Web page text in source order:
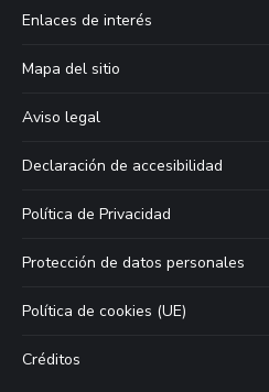
new
window
new
window
new
window
new
Enlaces de interés
Mapa del sitio
Aviso legal
Declaración de accesibilidad
Política de Privacidad
Protección de datos personales
Política de cookies (UE)
Créditos